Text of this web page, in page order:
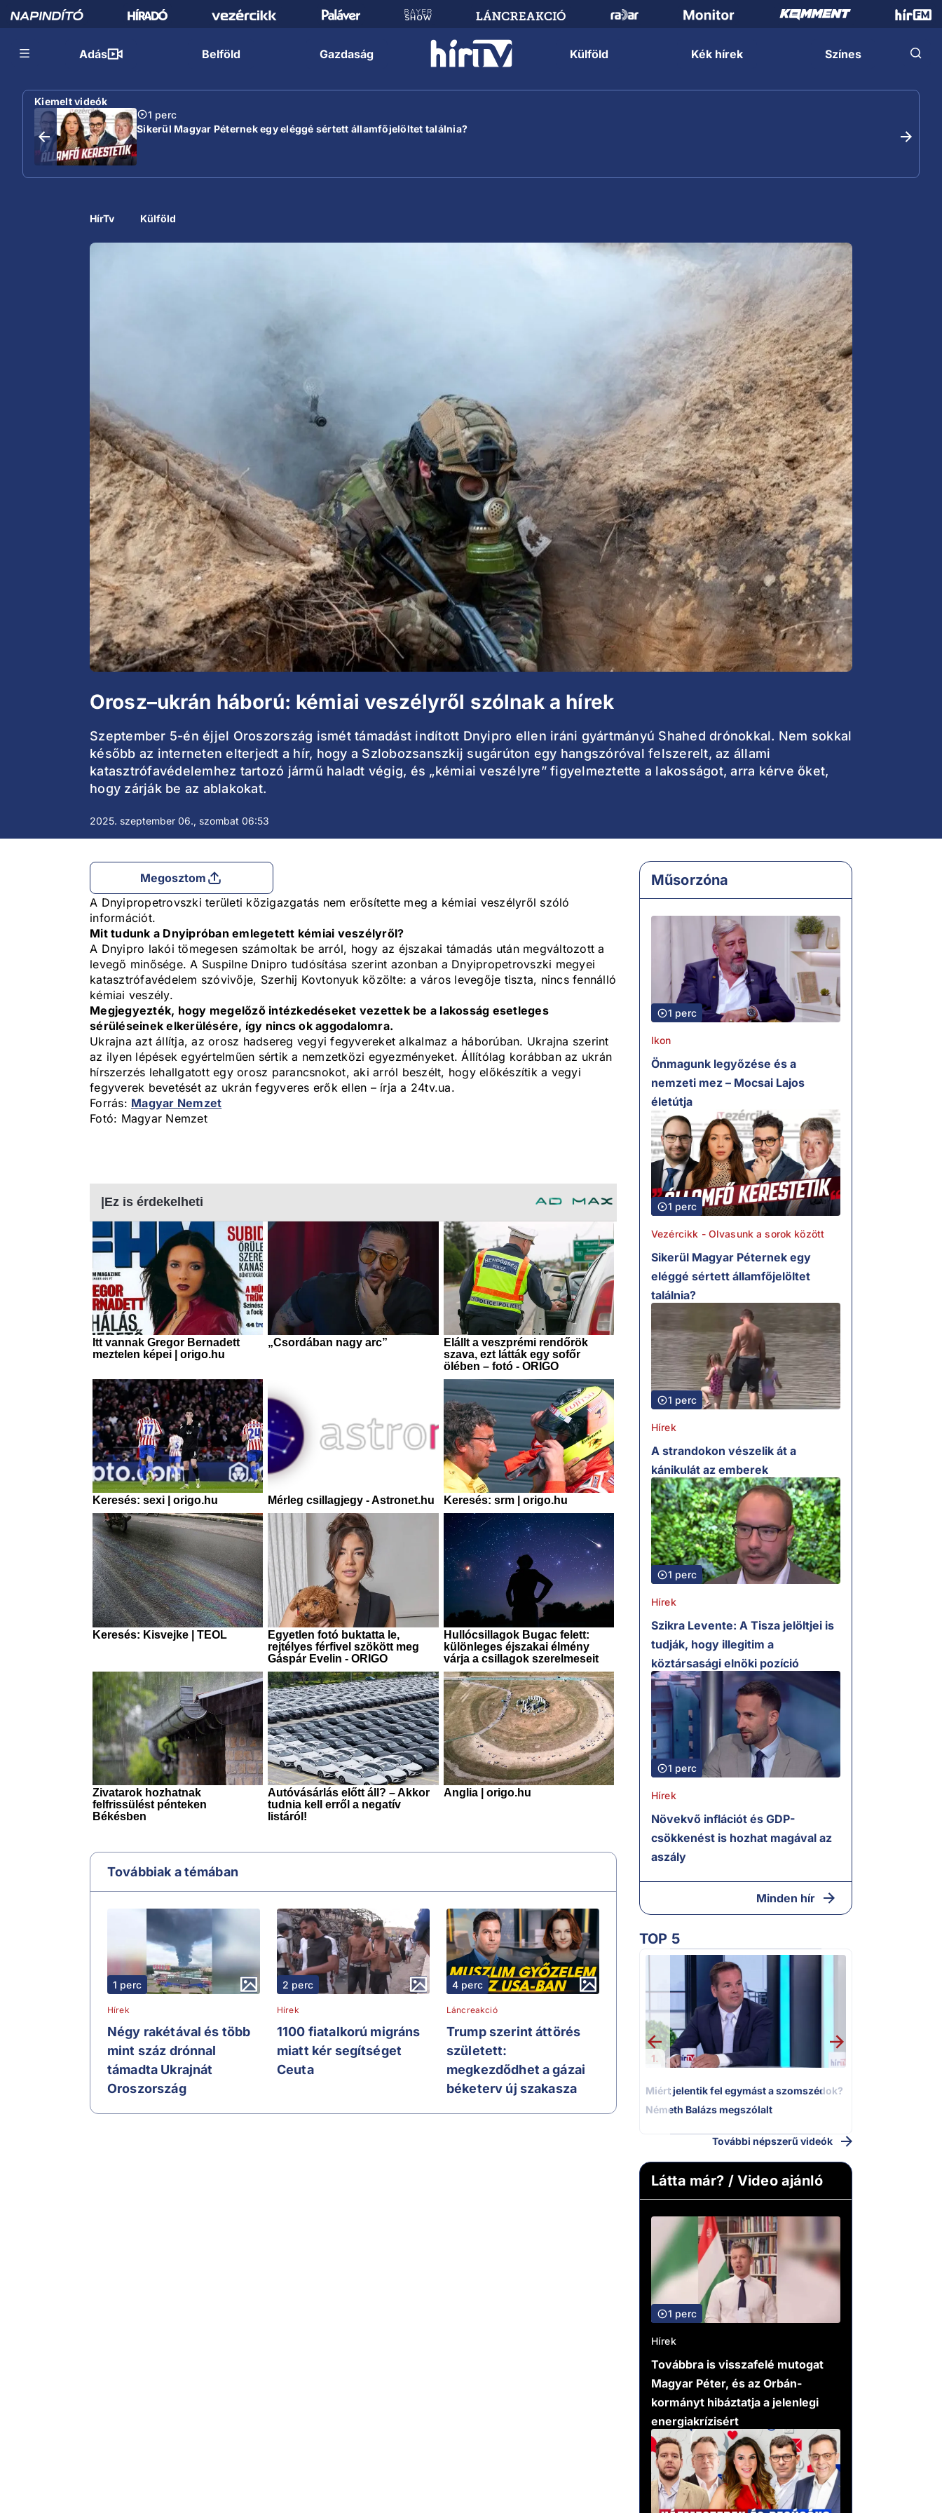
Adás Belföld Gazdaság Külföld Kék hírek Színes
Kiemelt videók
1 perc
Sikerül Magyar Péternek egy eléggé sértett államfőjelöltet találnia?
HírTv Külföld
Orosz–ukrán háború: kémiai veszélyről szólnak a hírek
Szeptember 5-én éjjel Oroszország ismét támadást indított Dnyipro ellen iráni gyártmányú Shahed drónokkal. Nem sokkal
később az interneten elterjedt a hír, hogy a Szlobozsanszkij sugárúton egy hangszóróval felszerelt, az állami
katasztrófavédelemhez tartozó jármű haladt végig, és „kémiai veszélyre” figyelmeztette a lakosságot, arra kérve őket,
hogy zárják be az ablakokat.
2025. szeptember 06., szombat 06:53
Megosztom
A Dnyipropetrovszki területi közigazgatás nem erősítette meg a kémiai veszélyről szóló
információt.
Mit tudunk a Dnyipróban emlegetett kémiai veszélyről?
A Dnyipro lakói tömegesen számoltak be arról, hogy az éjszakai támadás után megváltozott a
levegő minősége. A Suspilne Dnipro tudósítása szerint azonban a Dnyipropetrovszki megyei
katasztrófavédelem szóvivője, Szerhij Kovtonyuk közölte: a város levegője tiszta, nincs fennálló
kémiai veszély.
Megjegyezték, hogy megelőző intézkedéseket vezettek be a lakosság esetleges
sérüléseinek elkerülésére, így nincs ok aggodalomra.
Ukrajna azt állítja, az orosz hadsereg vegyi fegyvereket alkalmaz a háborúban. Ukrajna szerint
az ilyen lépések egyértelműen sértik a nemzetközi egyezményeket. Állítólag korábban az ukrán
hírszerzés lehallgatott egy orosz parancsnokot, aki arról beszélt, hogy előkészítik a vegyi
fegyverek bevetését az ukrán fegyveres erők ellen – írja a 24tv.ua.
Forrás: Magyar Nemzet
Fotó: Magyar Nemzet
Továbbiak a témában
1 perc
Hírek
Négy rakétával és több
mint száz drónnal
támadta Ukrajnát
Oroszország
2 perc
Hírek
1100 fiatalkorú migráns
miatt kér segítséget
Ceuta
4 perc
Láncreakció
Trump szerint áttörés
született:
megkezdődhet a gázai
béketerv új szakasza
Műsorzóna
1 perc
Ikon
Önmagunk legyőzése és a
nemzeti mez – Mocsai Lajos
életútja
1 perc
Vezércikk - Olvasunk a sorok között
Sikerül Magyar Péternek egy
eléggé sértett államfőjelöltet
találnia?
1 perc
Hírek
A strandokon vészelik át a
kánikulát az emberek
1 perc
Hírek
Szikra Levente: A Tisza jelöltjei is
tudják, hogy illegitim a
köztársasági elnöki pozíció
1 perc
Hírek
Növekvő inflációt és GDP-
csökkenést is hozhat magával az
aszály
Minden hír
TOP 5
1.
Miért jelentik fel egymást a szomszédok?
Németh Balázs megszólalt
További népszerű videók
Látta már? / Video ajánló
1 perc
Hírek
Továbbra is visszafelé mutogat
Magyar Péter, és az Orbán-
kormányt hibáztatja a jelenlegi
energiakrízisért